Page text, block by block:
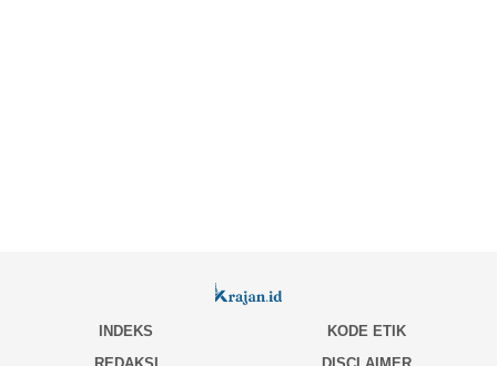
INDEKS
KODE ETIK